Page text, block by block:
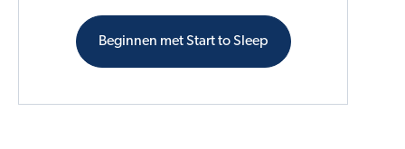
Beginnen met Start to Sleep